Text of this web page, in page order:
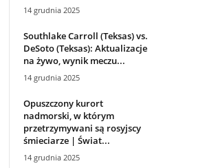
14 grudnia 2025
Southlake Carroll (Teksas) vs.
DeSoto (Teksas): Aktualizacje
na żywo, wynik meczu...
14 grudnia 2025
Opuszczony kurort
nadmorski, w którym
przetrzymywani są rosyjscy
śmieciarze | Świat...
14 grudnia 2025